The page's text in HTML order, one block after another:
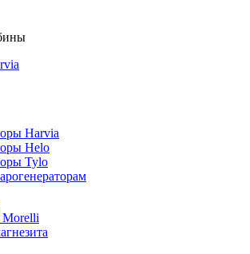
Harvia
Helo
Tylo